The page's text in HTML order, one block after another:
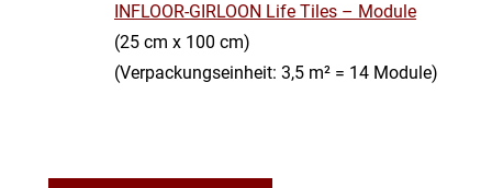
INFLOOR-GIRLOON Life Tiles – Module
(25 cm x 100 cm)
(Verpackungseinheit: 3,5 m² = 14 Module)